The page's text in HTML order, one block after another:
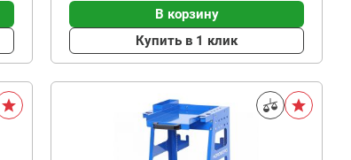
В корзину
Купить в 1 клик